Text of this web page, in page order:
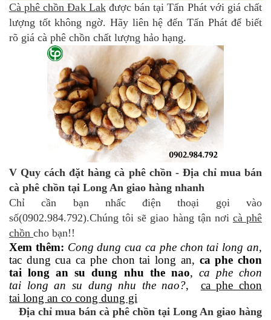
Cà phê chồn Đak Lakđược bán tại Tấn Phát với giá chất
lượng tốt không ngờ. Hãy liên hệ đến Tấn Phát để biết
rõ giá cà phê chồn chất lượng hảo hạng.
V Quy cách đặt hàng cà phê chồn - Địa chỉ mua bán
cà phê chồn tại Long An giao hàng nhanh
Chỉ cần bạn nhấc điện thoại gọi vào
số(0902.984.792).Chúng tôi sẽ giao hàng tận nơi cà phê
chồn cho bạn!!
Xem thêm: Cong dung cua ca phe chon tai long an,
tac dung cua ca phe chon tai long an, ca phe chon
tai long an su dung nhu the nao, ca phe chon
tai long an su dung nhu the nao?, ca phe chon
tai long an co cong dung gi
Địa chỉ mua bán cà phê chồn tại Long An giao hàng